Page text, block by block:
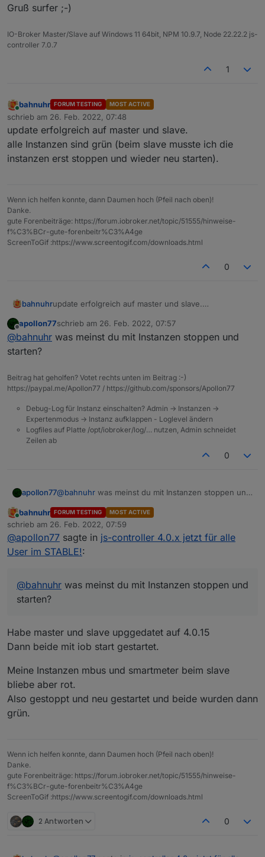
Gruß surfer ;-)
IO-Broker Master/Slave auf Windows 11 64bit, NPM 10.9.7, Node 22.22.2 js-
controller 7.0.7
1
Online
bahnuhr FORUM TESTING MOST ACTIVE
schrieb am 26. Feb. 2022, 07:48
zuletzt editiert von
update erfolgreich auf master und slave.
alle Instanzen sind grün (beim slave musste ich die
instanzen erst stoppen und wieder neu starten).
Wenn ich helfen konnte, dann Daumen hoch (Pfeil nach oben)!
Danke.
gute Forenbeiträge: https://forum.iobroker.net/topic/51555/hinweise-
f%C3%BCr-gute-forenbeitr%C3%A4ge
ScreenToGif :https://www.screentogif.com/downloads.html
0
bahnuhrupdate erfolgreich auf master und slave.
instanzen erst stoppen und wieder neu starten).
Offline
apollon77schrieb am 26. Feb. 2022, 07:57
zuletzt editiert von
@bahnuhr was meinst du mit Instanzen stoppen und
starten?
Beitrag hat geholfen? Votet rechts unten im Beitrag :-)
https://paypal.me/Apollon77 / https://github.com/sponsors/Apollon77
Debug-Log für Instanz einschalten? Admin -> Instanzen ->
Expertenmodus -> Instanz aufklappen - Loglevel ändern
Logfiles auf Platte /opt/iobroker/log/… nutzen, Admin schneidet
Zeilen ab
0
apollon77@bahnuhr was meinst du mit Instanzen stoppen und
Online
bahnuhr FORUM TESTING MOST ACTIVE
schrieb am 26. Feb. 2022, 07:59
zuletzt editiert von
@apollon77 sagte in js-controller 4.0.x jetzt für alle
User im STABLE!:
@bahnuhr was meinst du mit Instanzen stoppen und
starten?
Habe master und slave upggedatet auf 4.0.15
Dann beide mit iob start gestartet.
Meine Instanzen mbus und smartmeter beim slave
bliebe aber rot.
Also gestoppt und neu gestartet und beide wurden dann
grün.
Wenn ich helfen konnte, dann Daumen hoch (Pfeil nach oben)!
Danke.
gute Forenbeiträge: https://forum.iobroker.net/topic/51555/hinweise-
f%C3%BCr-gute-forenbeitr%C3%A4ge
ScreenToGif :https://www.screentogif.com/downloads.html
2 Antworten 0